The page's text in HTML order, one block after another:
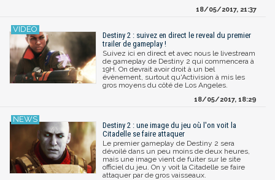
18/05/2017, 21:37
Destiny 2 : suivez en direct le reveal du premier
trailer de gameplay !
Suivez ici en direct et avec nous le livestream
de gameplay de Destiny 2 qui commencera à
19H. On devrait avoir droit à un bel
évènement, surtout qu'Activision à mis les
gros moyens du côté de Los Angeles.
18/05/2017, 18:29
Destiny 2 : une image du jeu où l'on voit la
Citadelle se faire attaquer
Le premier gameplay de Destiny 2 sera
dévoilé dans un peu moins de deux heures,
mais une image vient de fuiter sur le site
officiel du jeu. On y voit la Citadelle se faire
attaquer par de gros vaisseaux.